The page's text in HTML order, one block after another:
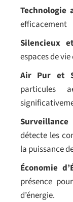
Technologie
efficacement
Silencieux
espaces de
Air Pur et
particules
détecte les
la puissance
Économie
présence
d’énergie.